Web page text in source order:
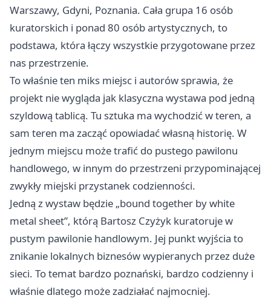
Warszawy, Gdyni, Poznania. Cała grupa 16 osób
kuratorskich i ponad 80 osób artystycznych, to
podstawa, która łączy wszystkie przygotowane przez
nas przestrzenie.
To właśnie ten miks miejsc i autorów sprawia, że
projekt nie wygląda jak klasyczna wystawa pod jedną
szyldową tablicą. Tu sztuka ma wychodzić w teren, a
sam teren ma zacząć opowiadać własną historię. W
jednym miejscu może trafić do pustego pawilonu
handlowego, w innym do przestrzeni przypominającej
zwykły miejski przystanek codzienności.
Jedną z wystaw będzie „bound together by white
metal sheet”, którą Bartosz Czyżyk kuratoruje w
pustym pawilonie handlowym. Jej punkt wyjścia to
znikanie lokalnych biznesów wypieranych przez duże
sieci. To temat bardzo poznański, bardzo codzienny i
właśnie dlatego może zadziałać najmocniej.